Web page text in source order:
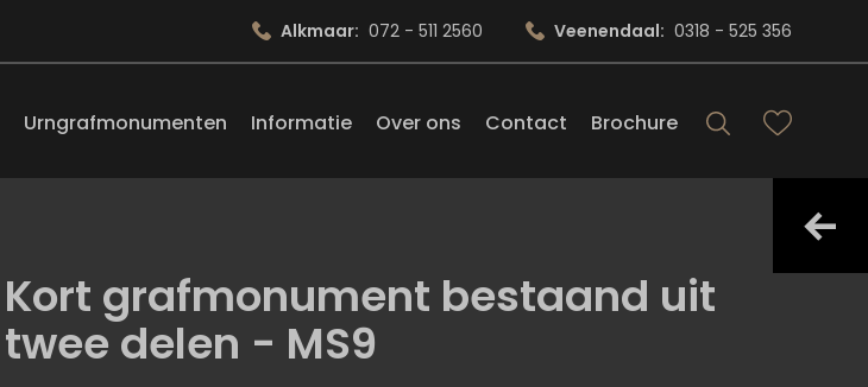
Urngrafmonumenten Informatie Over ons Contact Brochure
Alkmaar: 072 - 511 2560 Veenendaal: 0318 - 525 356
Kort grafmonument bestaand uit
twee delen - MS9